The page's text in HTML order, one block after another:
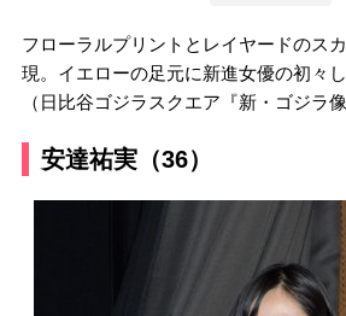
フローラルプリントとレイヤードのス
現。イエローの足元に新進女優の初々
（日比谷ゴジラスクエア『新・ゴジラ
安達祐実（36）